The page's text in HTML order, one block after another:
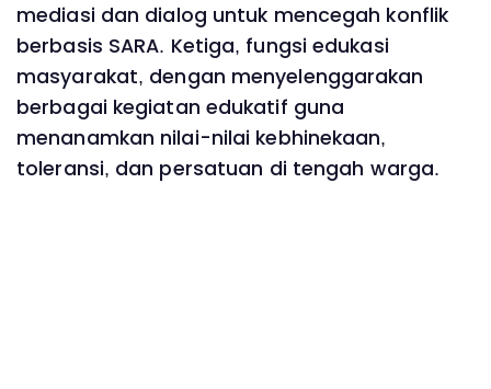
mediasi dan dialog untuk mencegah konflik
berbasis SARA. Ketiga, fungsi edukasi
masyarakat, dengan menyelenggarakan
berbagai kegiatan edukatif guna
menanamkan nilai-nilai kebhinekaan,
toleransi, dan persatuan di tengah warga.